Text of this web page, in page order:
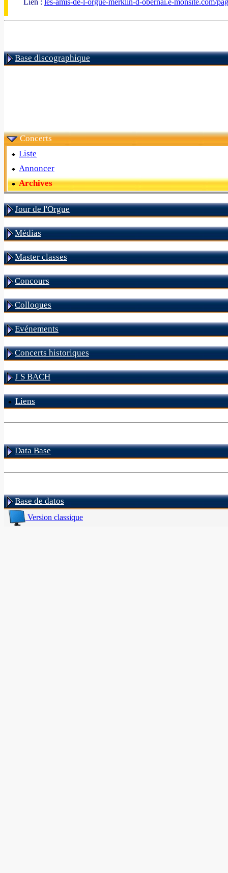
Lien : les-amis-de-l-orgue-merklin-d-obernai.e-monsite.com/
Base discographique
Concerts
Liste
Annoncer
Archives
Jour de l'Orgue
Médias
Master classes
Concours
Colloques
Evénements
Concerts historiques
J S BACH
Liens
Data Base
Base de datos
Version classique